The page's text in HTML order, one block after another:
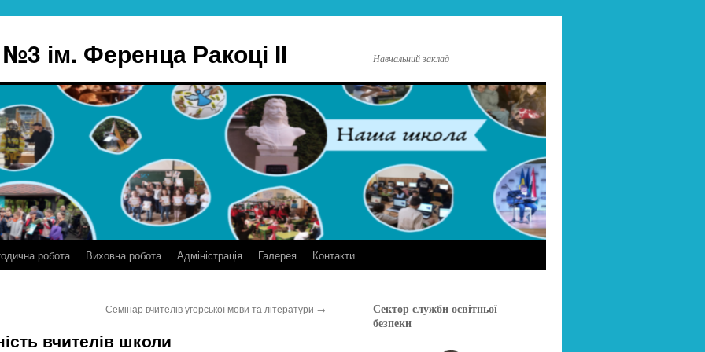
ім. Ференца Ракоці ІІ Навчальний заклад
робота Виховна робота Адміністрація Галерея Контакти
Семінар вчителів угорської мови та літератури →
вчителів школи
Сектор служби освітньої
безпеки